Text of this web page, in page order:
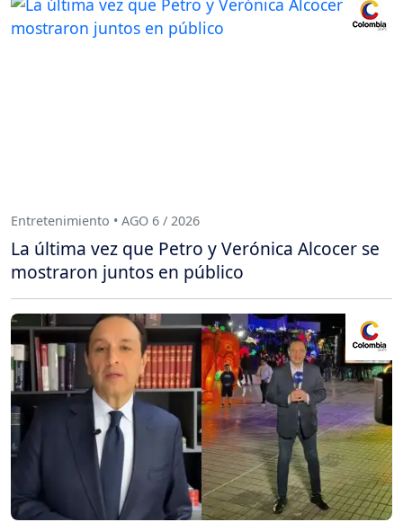
Entretenimiento • AGO 6 / 2026
La última vez que Petro y Verónica Alcocer se
mostraron juntos en público